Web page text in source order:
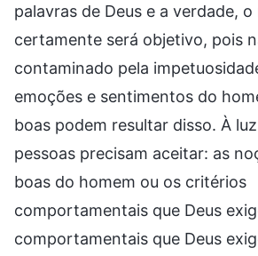
palavras de Deus e a verdade,
certamente será objetivo, pois
contaminado pela
emoções e sentimentos do
boas podem resultar disso. À
pessoas precisam aceitar: as
boas do homem ou os critérios
comportamentais que Deus
comportamentais que Deus